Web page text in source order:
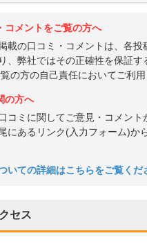
コメントをご覧の方へ
載の口コミ・コメントは、各投
、弊社ではその正確性を保証す
の方の自己責任においてご利用
の方へ
コミに関してご意見・コメント
にあるリンク(入力フォーム)か
いての詳細はこちらをご覧くだ
セス